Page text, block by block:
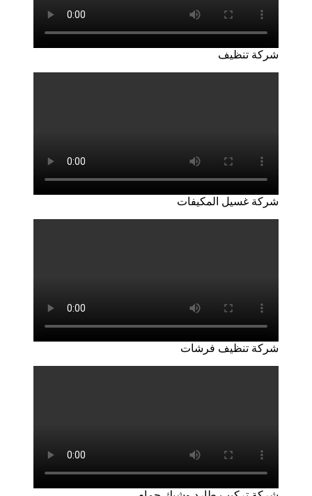
شركة تنظيف
شركة غسيل المكيفات
شركة تنظيف فرشات